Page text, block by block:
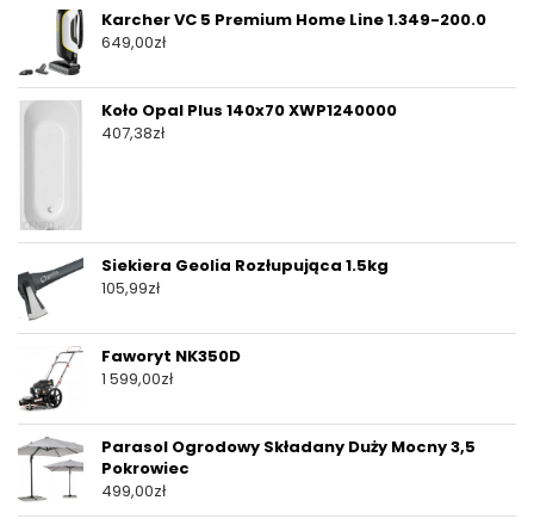
Karcher VC 5 Premium Home Line 1.349-200.0
649,00zł
Koło Opal Plus 140x70 XWP1240000
407,38zł
Siekiera Geolia Rozłupująca 1.5kg
105,99zł
Faworyt NK350D
1 599,00zł
Parasol Ogrodowy Składany Duży Mocny 3,5
Pokrowiec
499,00zł